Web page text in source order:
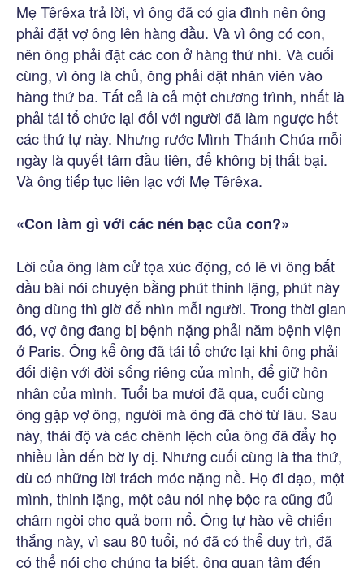
Mẹ Têrêxa trả lời, vì ông đã có gia đình nên ông
phải đặt vợ ông lên hàng đầu. Và vì ông có con,
nên ông phải đặt các con ở hàng thứ nhì. Và cuối
cùng, vì ông là chủ, ông phải đặt nhân viên vào
hàng thứ ba. Tất cả là cả một chương trình, nhất là
phải tái tổ chức lại đối với người đã làm ngược hết
các thứ tự này. Nhưng rước Mình Thánh Chúa mỗi
ngày là quyết tâm đầu tiên, để không bị thất bại.
Và ông tiếp tục liên lạc với Mẹ Têrêxa.
«Con làm gì với các nén bạc của con?»
Lời của ông làm cử tọa xúc động, có lẽ vì ông bắt
đầu bài nói chuyện bằng phút thinh lặng, phút này
ông dùng thì giờ để nhìn mỗi người. Trong thời gian
đó, vợ ông đang bị bệnh nặng phải năm bệnh viện
ở Paris. Ông kể ông đã tái tổ chức lại khi ông phải
đối diện với đời sống riêng của mình, để giữ hôn
nhân của mình. Tuổi ba mươi đã qua, cuối cùng
ông gặp vợ ông, người mà ông đã chờ từ lâu. Sau
này, thái độ và các chênh lệch của ông đã đẩy họ
nhiều lần đến bờ ly dị. Nhưng cuối cùng là tha thứ,
dù có những lời trách móc nặng nề. Họ đi dạo, một
mình, thinh lặng, một câu nói nhẹ bộc ra cũng đủ
châm ngòi cho quả bom nổ. Ông tự hào về chiến
thắng này, vì sau 80 tuổi, nó đã có thể duy trì, đã
có thể nói cho chúng ta biết, ông quan tâm đến